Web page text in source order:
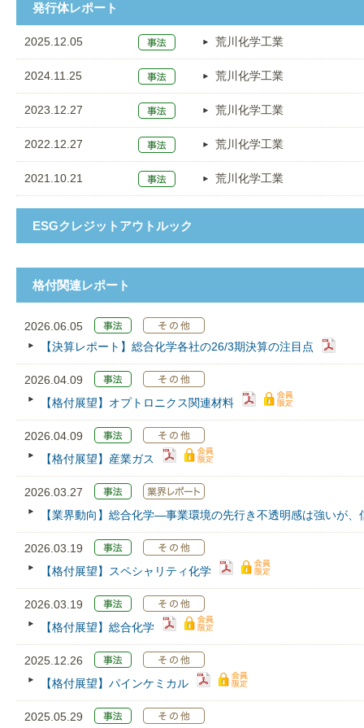
発行体レポート
2025.12.05 荒川化学工業
2024.11.25 荒川化学工業
2023.12.27 荒川化学工業
2022.12.27 荒川化学工業
2021.10.21 荒川化学工業
ESGクレジットアウトルック
格付関連レポート
2026.06.05
【決算レポート】総合化学各社の26/3期決算の注目点
2026.04.09
【格付展望】オプトロニクス関連材料
2026.04.09
【格付展望】産業ガス
2026.03.27
【業界動向】総合化学―事業環境の先行き不透明感は強いが
2026.03.19
【格付展望】スペシャリティ化学
2026.03.19
【格付展望】総合化学
2025.12.26
【格付展望】パインケミカル
2025.05.29